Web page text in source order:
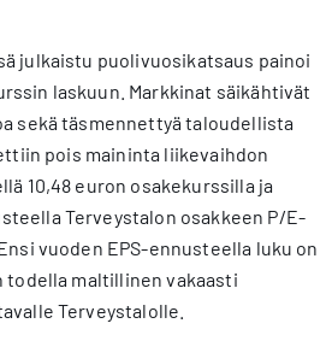
julkaistu puolivuosikatsaus painoi
laskuun. Markkinat säikähtivät
sekä täsmennettyä taloudellista
pois maininta liikevaihdon
10,48 euron osakekurssilla ja
Terveystalon osakkeen P/E-
vuoden EPS-ennusteella luku on
todella maltillinen vakaasti
Terveystalolle.